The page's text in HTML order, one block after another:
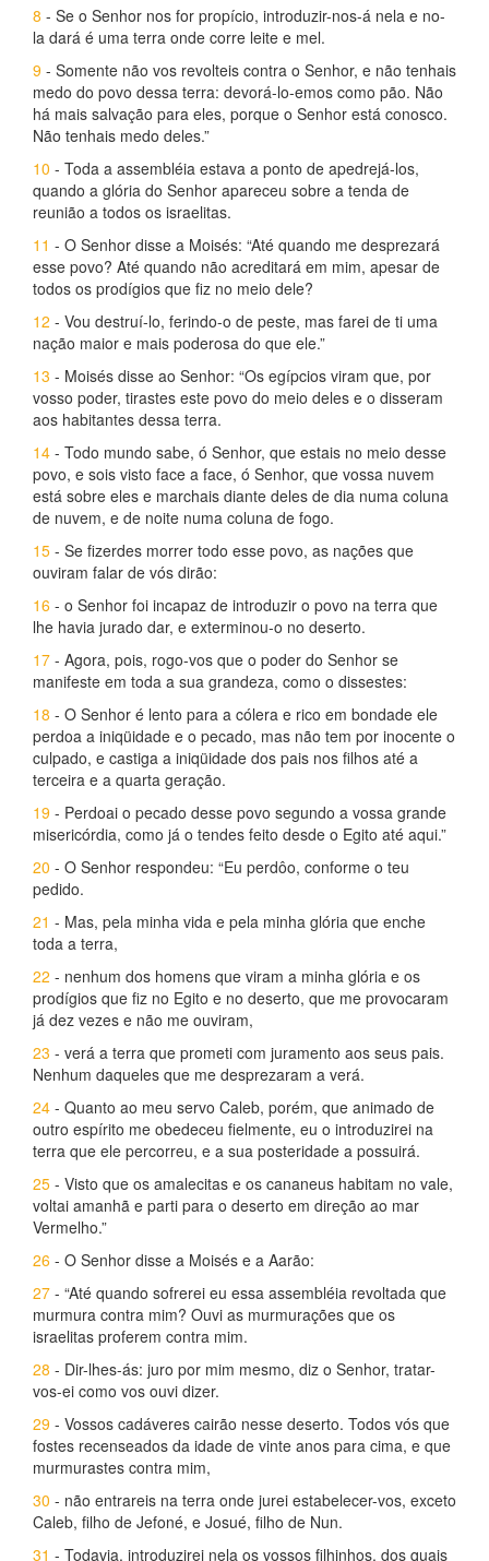
8 - Se o Senhor nos for propício, introduzir-nos-á nela e no-
la dará é uma terra onde corre leite e mel.
9 - Somente não vos revolteis contra o Senhor, e não tenhais
medo do povo dessa terra: devorá-lo-emos como pão. Não
há mais salvação para eles, porque o Senhor está conosco.
Não tenhais medo deles.”
10 - Toda a assembléia estava a ponto de apedrejá-los,
quando a glória do Senhor apareceu sobre a tenda de
reunião a todos os israelitas.
11 - O Senhor disse a Moisés: “Até quando me desprezará
esse povo? Até quando não acreditará em mim, apesar de
todos os prodígios que fiz no meio dele?
12 - Vou destruí-lo, ferindo-o de peste, mas farei de ti uma
nação maior e mais poderosa do que ele.”
13 - Moisés disse ao Senhor: “Os egípcios viram que, por
vosso poder, tirastes este povo do meio deles e o disseram
aos habitantes dessa terra.
14 - Todo mundo sabe, ó Senhor, que estais no meio desse
povo, e sois visto face a face, ó Senhor, que vossa nuvem
está sobre eles e marchais diante deles de dia numa coluna
de nuvem, e de noite numa coluna de fogo.
15 - Se fizerdes morrer todo esse povo, as nações que
ouviram falar de vós dirão:
16 - o Senhor foi incapaz de introduzir o povo na terra que
lhe havia jurado dar, e exterminou-o no deserto.
17 - Agora, pois, rogo-vos que o poder do Senhor se
manifeste em toda a sua grandeza, como o dissestes:
18 - O Senhor é lento para a cólera e rico em bondade ele
perdoa a iniqüidade e o pecado, mas não tem por inocente o
culpado, e castiga a iniqüidade dos pais nos filhos até a
terceira e a quarta geração.
19 - Perdoai o pecado desse povo segundo a vossa grande
misericórdia, como já o tendes feito desde o Egito até aqui.”
20 - O Senhor respondeu: “Eu perdôo, conforme o teu
pedido.
21 - Mas, pela minha vida e pela minha glória que enche
toda a terra,
22 - nenhum dos homens que viram a minha glória e os
prodígios que fiz no Egito e no deserto, que me provocaram
já dez vezes e não me ouviram,
23 - verá a terra que prometi com juramento aos seus pais.
Nenhum daqueles que me desprezaram a verá.
24 - Quanto ao meu servo Caleb, porém, que animado de
outro espírito me obedeceu fielmente, eu o introduzirei na
terra que ele percorreu, e a sua posteridade a possuirá.
25 - Visto que os amalecitas e os cananeus habitam no vale,
voltai amanhã e parti para o deserto em direção ao mar
Vermelho.”
26 - O Senhor disse a Moisés e a Aarão:
27 - “Até quando sofrerei eu essa assembléia revoltada que
murmura contra mim? Ouvi as murmurações que os
israelitas proferem contra mim.
28 - Dir-lhes-ás: juro por mim mesmo, diz o Senhor, tratar-
vos-ei como vos ouvi dizer.
29 - Vossos cadáveres cairão nesse deserto. Todos vós que
fostes recenseados da idade de vinte anos para cima, e que
murmurastes contra mim,
30 - não entrareis na terra onde jurei estabelecer-vos, exceto
Caleb, filho de Jefoné, e Josué, filho de Nun.
31 - Todavia, introduzirei nela os vossos filhinhos, dos quais